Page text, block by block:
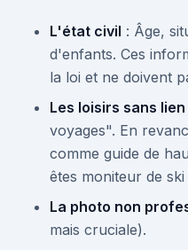
L'état civil : Âge,
d'enfants. Ces
la loi et ne doivent
Les loisirs sans lien
voyages". En
comme guide de
êtes moniteur de
La photo non
mais cruciale).